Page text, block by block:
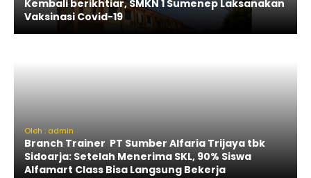
Kembali berikhtiar, SMKN 1 Sumenep Laksanakan
Vaksinasi Covid-19
Oleh : admin
Branch Trainer PT Sumber Alfaria Trijaya tbk
Sidoarja: Setelah Menerima SKL, 90% Siswa
Alfamart Class Bisa Langsung Bekerja